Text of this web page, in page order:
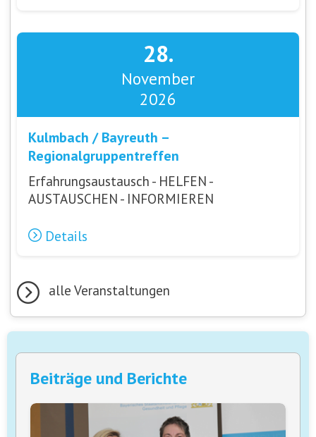
28.
November
2026
Kulmbach / Bayreuth –
Regionalgruppentreffen
Erfahrungsaustausch - HELFEN -
AUSTAUSCHEN - INFORMIEREN
Details
alle Veranstaltungen
Beiträge und Berichte